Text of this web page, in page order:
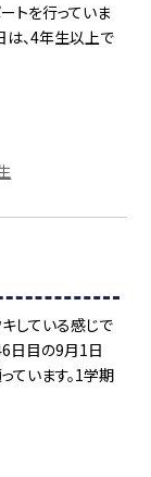
トを行っていま
は、4年生以上で
している感じで
日目の9月1日
ています。1学期